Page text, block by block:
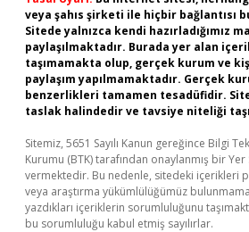
veya şahıs şirketi ile hiçbir bağlantısı
Sitede yalnızca kendi hazırladığımız
paylaşılmaktadır. Burada yer alan
taşımamakta olup, gerçek kurum ve
paylaşım yapılmamaktadır. Gerçek
benzerlikleri tamamen tesadüfidir.
taslak halindedir ve tavsiye niteliği
Sitemiz, 5651 Sayılı Kanun gereğince Bilgi
Kurumu (BTK) tarafından onaylanmış bir Yer
vermektedir. Bu nedenle, sitedeki içerikleri
veya araştırma yükümlülüğümüz
yazdıkları içeriklerin sorumluluğunu
bu sorumluluğu kabul etmiş sayılırlar.